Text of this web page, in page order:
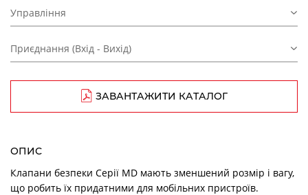
Управління
Приєднання (Вхід - Вихід)
ЗАВАНТАЖИТИ КАТАЛОГ
ОПИС
Клапани безпеки Серії MD мають зменшений розмір і вагу,
що робить їх придатними для мобільних пристроїв.